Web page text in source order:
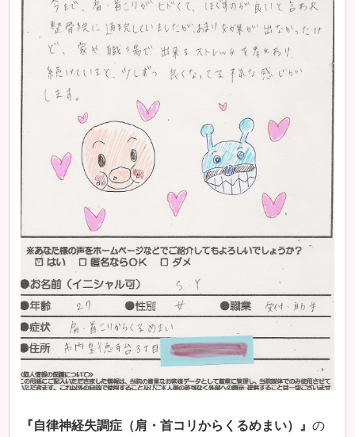
『自律神経失調症（肩・首コリからくるめまい）』の